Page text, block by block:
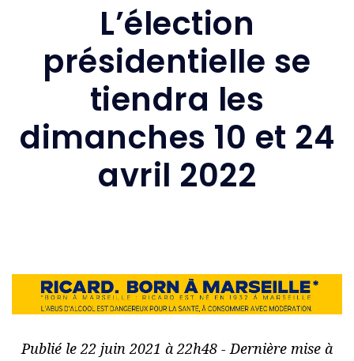
L’élection
présidentielle se
tiendra les
dimanches 10 et 24
avril 2022
Publié le 22 juin 2021 à 22h48 - Dernière mise à